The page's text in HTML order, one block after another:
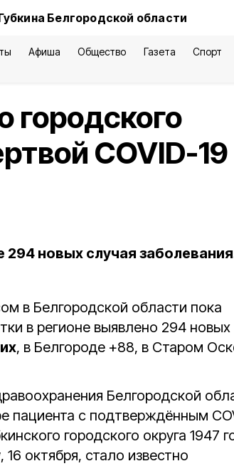
Белгородской области
Афиша Общество Газета Спорт
городского
COVID-19
новых случая
в Белгородской области пока
в регионе выявлено 294 новых
, в Белгороде +88, в Старом
Белгородской
пациента с подтверждённым
городского округа 1947
октября, стало известно